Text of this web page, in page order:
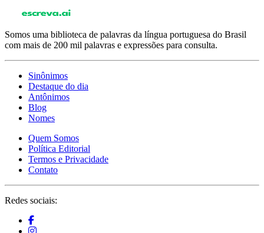
Somos uma biblioteca de palavras da língua portuguesa do Brasil
com mais de 200 mil palavras e expressões para consulta.
Sinônimos
Destaque do dia
Antônimos
Blog
Nomes
Quem Somos
Política Editorial
Termos e Privacidade
Contato
Redes sociais: